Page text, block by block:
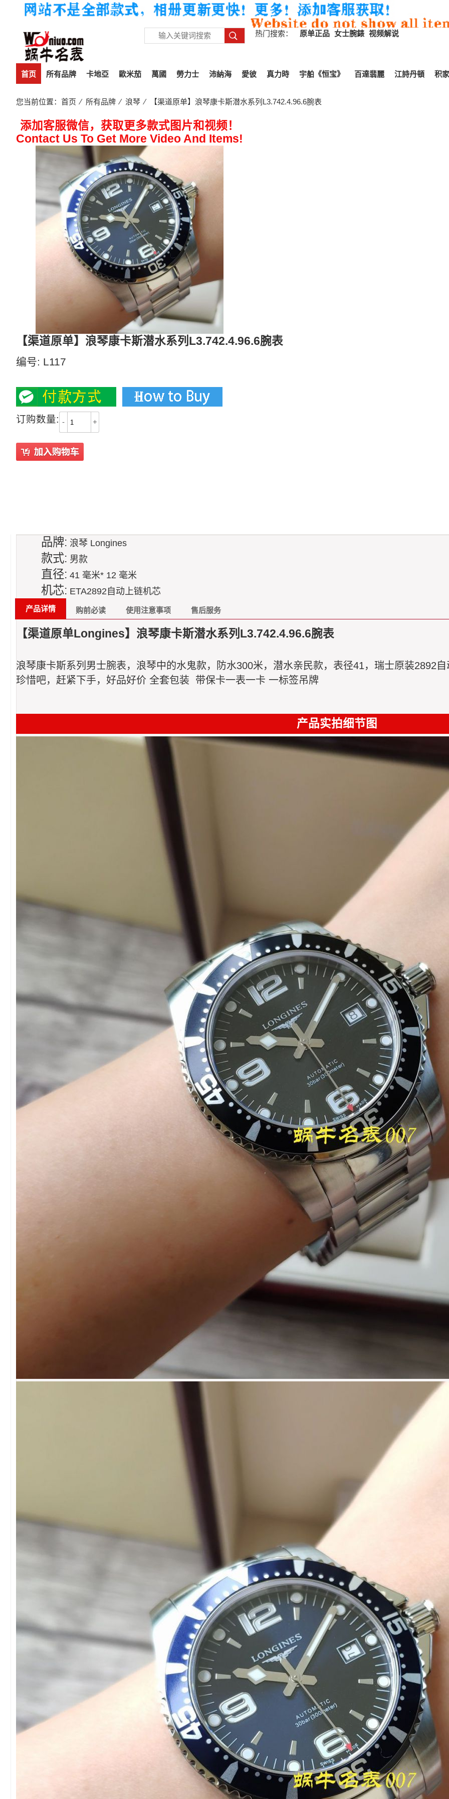
热门搜索： 原单正品 女士腕錶 视频解说
首页 所有品牌 卡地亞 歐米茄 萬國 勞力士 沛納海 愛彼 真力時 宇舶《恒宝》 百達翡麗 江詩丹頓 积家
您当前位置： 首页 ⁄ 所有品牌 ⁄ 浪琴 ⁄ 【渠道原单】浪琴康卡斯潜水系列L3.742.4.96.6腕表
添加客服微信，获取更多款式图片和视频！
Contact Us To Get More Video And Items!
【渠道原单】浪琴康卡斯潜水系列L3.742.4.96.6腕表
编号: L117
订购数量: - +
品牌: 浪琴 Longines
款式: 男款
直径: 41 毫米* 12 毫米
机芯: ETA2892自动上链机芯
产品详情 购前必读 使用注意事项 售后服务
【渠道原单Longines】浪琴康卡斯潜水系列L3.742.4.96.6腕表
浪琴康卡斯系列男士腕表，浪琴中的水鬼款，防水300米，潜水亲民款，表径41，瑞士原装2892
珍惜吧，赶紧下手，好品好价 全套包装 带保卡一表一卡 一标签吊牌
产品实拍细节图